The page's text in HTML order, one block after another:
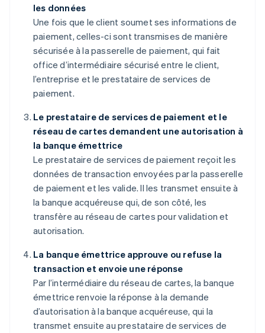
les données
Une fois que le client soumet ses informations de
paiement, celles-ci sont transmises de manière
sécurisée à la passerelle de paiement, qui fait
office d’intermédiaire sécurisé entre le client,
l’entreprise et le prestataire de services de
paiement.
Le prestataire de services de paiement et le
réseau de cartes demandent une autorisation à
la banque émettrice
Le prestataire de services de paiement reçoit les
données de transaction envoyées par la passerelle
de paiement et les valide. Il les transmet ensuite à
la banque acquéreuse qui, de son côté, les
transfère au réseau de cartes pour validation et
autorisation.
La banque émettrice approuve ou refuse la
transaction et envoie une réponse
Par l’intermédiaire du réseau de cartes, la banque
émettrice renvoie la réponse à la demande
d’autorisation à la banque acquéreuse, qui la
transmet ensuite au prestataire de services de